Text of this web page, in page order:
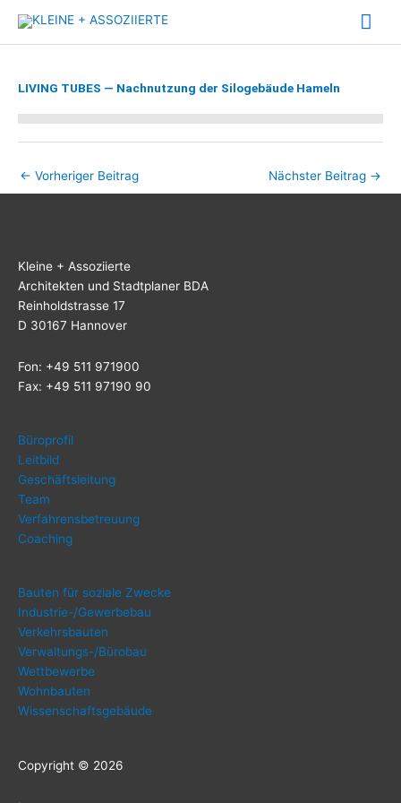
Inhalt
springen
LIVING TUBES — Nachnutzung der Silogebäude Hameln
← Vorheriger Beitrag Nächster Beitrag →
Klei­ne + Assoziierte
Archi­tek­ten und Stadt­pla­ner BDA
Rein­hold­stras­se 17
D 30167 Hannover
Fon: +49 511 971900
Fax: +49 511 97190 90
Büro­pro­fil
Leit­bild
Geschäfts­lei­tung
Team
Ver­fah­rens­be­treu­ung
Coa­ching
Bau­ten für sozia­le Zwecke
Indus­trie-/Ge­wer­be­bau
Ver­kehrs­bau­ten
Ver­wal­tungs-/Bü­ro­bau
Wett­be­wer­be
Wohn­bau­ten
Wis­sen­schafts­ge­bäu­de
Copy­right © 2026